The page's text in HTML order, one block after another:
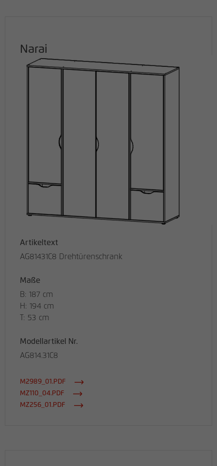
Narai
Artikeltext
AG81431C8 Drehtürenschrank
Maße
B: 187 cm
H: 194 cm
T: 53 cm
Modellartikel Nr.
AG814.31C8
M2989_01.PDF
MZ110_04.PDF
MZ256_01.PDF